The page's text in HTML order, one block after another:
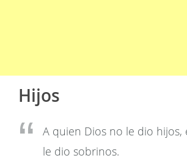
Hijos
A quien Dios no le dio hijos,
le dio sobrinos.